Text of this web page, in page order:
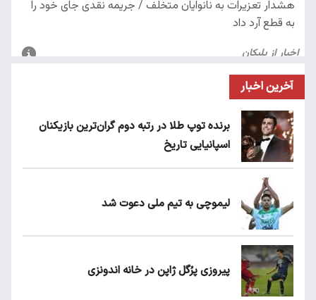
آخرین اخبار
برنده توپ طلا در رتبه دوم گران‌ترین بازیکنان
اسپانیایی تاریخ
لیموچی به تیم ملی دعوت شد
پیروزی پرُگل ژاپن در خانه اندونزی